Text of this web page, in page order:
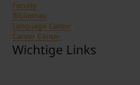
Faculty
Bibliothek
Language Center
Career Center
Wichtige Links